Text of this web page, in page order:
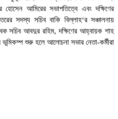
আমিরের সভাপতিত্বে এবং দক্ষিণের
সদস্য সচিব বাকি বিল্লাহ‘র সঞ্চালনায়
সচিব আবদুর রহিম, দক্ষিণের আহ্বায়ক শাহ
শুরু হলে আলোচনা সভার নেতা-কর্মীরা